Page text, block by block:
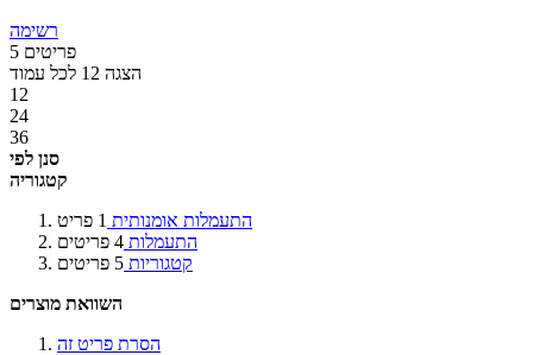
רשימה
5 פריטים
הצגה 12 לכל עמוד
12
24
36
סנן לפי
קטגוריה
התעמלות אומנותית 1 פריט
התעמלות 4 פריטים
קטגוריות 5 פריטים
השוואת מוצרים
הסרת פריט זה